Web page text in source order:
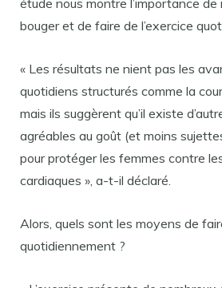
étude nous montre l’importance
bouger et de faire de l’exercice
« Les résultats ne nient pas les
quotidiens structurés comme la
mais ils suggèrent qu’il existe
agréables au goût (et moins
pour protéger les femmes contre
cardiaques », a-t-il déclaré.
Alors, quels sont les moyens de
quotidiennement ?